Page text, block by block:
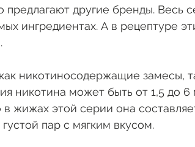
предлагают другие бренды. Весь
ингредиентах. А в рецептуре
никотиносодержащие замесы,
никотина может быть от 1,5 до 6
жижах этой серии она
пар с мягким вкусом.